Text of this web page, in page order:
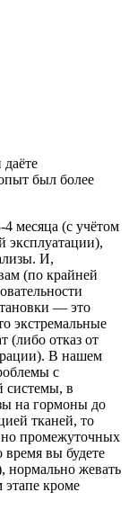
был более
месяца (с учётом
эксплуатации),
И,
(по крайней
— это
экстремальные
(либо отказ от
В нашем
с
системы, в
на гормоны до
тканей, то
но промежуточных
время вы будете
нормально жевать
этапе кроме